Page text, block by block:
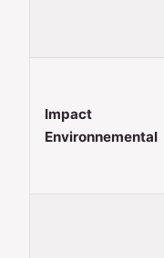
Impact
Environnemental